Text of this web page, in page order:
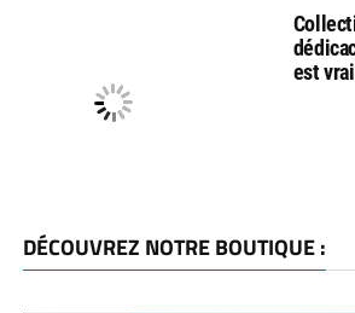
est
DÉCOUVREZ NOTRE BOUTIQUE :